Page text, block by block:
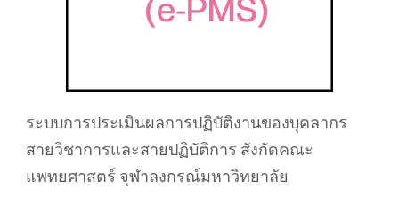
ระบบการประเมินผลการปฏิบัติงานของบุคลากร
สายวิชาการและสายปฏิบัติการ สังกัดคณะ
แพทยศาสตร์ จุฬาลงกรณ์มหาวิทยาลัย